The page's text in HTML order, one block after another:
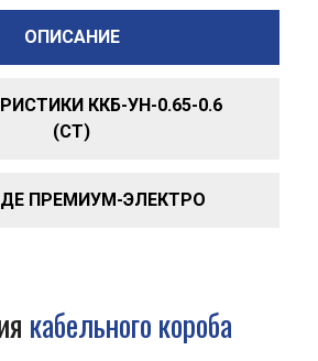
ОПИСАНИЕ
ККБ-УН-0.65-0.6
(СТ)
ПРЕМИУМ-ЭЛЕКТРО
кабельного короба